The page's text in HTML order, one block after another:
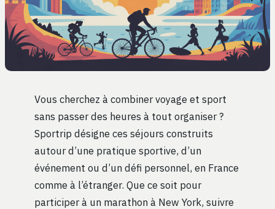
Vous cherchez à combiner voyage et sport
sans passer des heures à tout organiser ?
Sportrip désigne ces séjours construits
autour d’une pratique sportive, d’un
événement ou d’un défi personnel, en France
comme à l’étranger. Que ce soit pour
participer à un marathon à New York, suivre